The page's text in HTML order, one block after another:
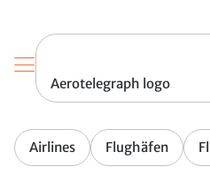
Aerotelegraph logo
Airlines Flughäfen